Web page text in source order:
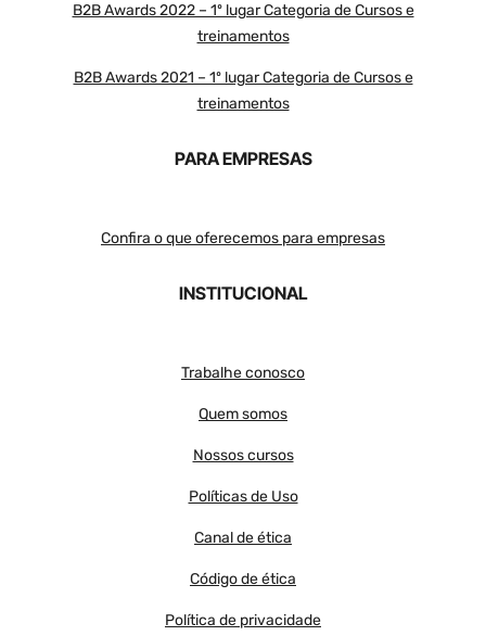
B2B Awards 2022 – 1º lugar Categoria de Cursos e
treinamentos
B2B Awards 2021 – 1º lugar Categoria de Cursos e
treinamentos
PARA EMPRESAS
Confira o que oferecemos para empresas
INSTITUCIONAL
Trabalhe conosco
Quem somos
Nossos cursos
Políticas de Uso
Canal de ética
Código de ética
Política de privacidade